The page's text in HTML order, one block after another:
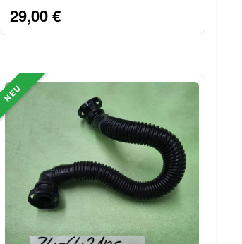
Wärmeisolierung Stirnwand
7241766
29,00 €
NEU